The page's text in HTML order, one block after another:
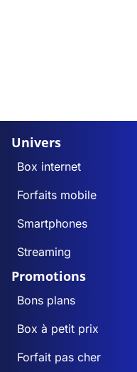
Univers
Box internet
Forfaits mobile
Smartphones
Streaming
Promotions
Bons plans
Box à petit prix
Forfait pas cher